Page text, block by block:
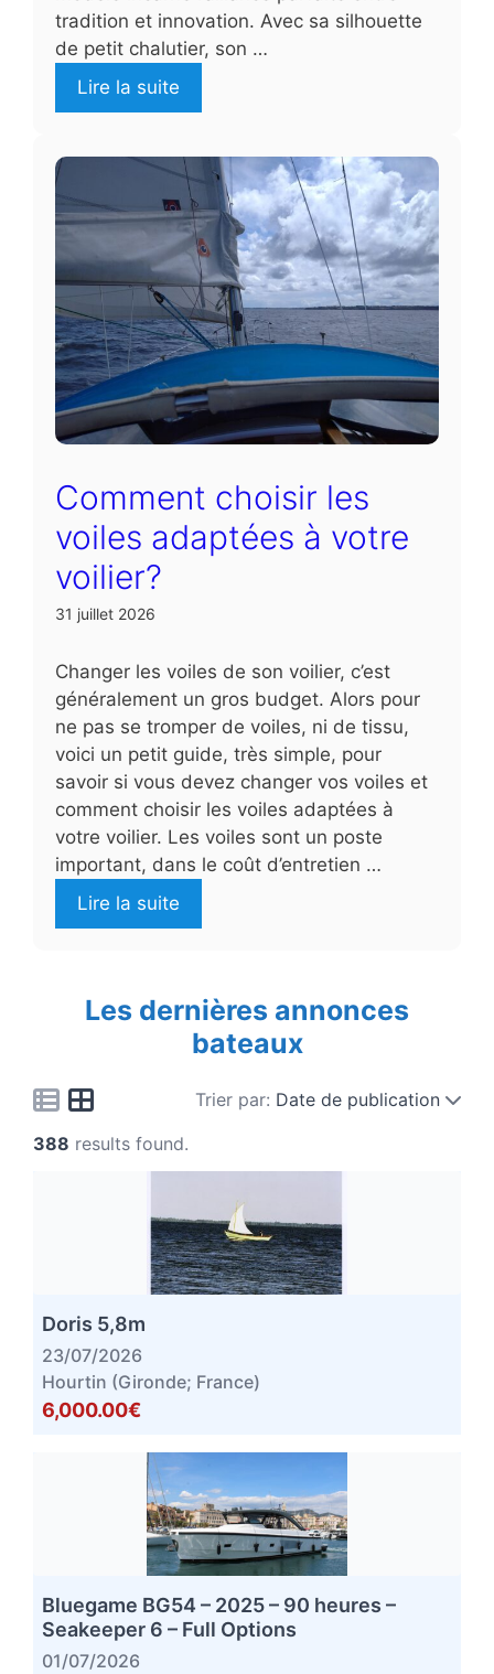
tradition et innovation. Avec sa silhouette
de petit chalutier, son …
Lire la suite
Comment choisir les
voiles adaptées à votre
voilier?
31 juillet 2026
Changer les voiles de son voilier, c’est
généralement un gros budget. Alors pour
ne pas se tromper de voiles, ni de tissu,
voici un petit guide, très simple, pour
savoir si vous devez changer vos voiles et
comment choisir les voiles adaptées à
votre voilier. Les voiles sont un poste
important, dans le coût d’entretien …
Lire la suite
Les dernières annonces
bateaux
Trier par: Date de publication
388 results found.
Doris 5,8m
23/07/2026
Hourtin (Gironde; France)
6,000.00€
Bluegame BG54 – 2025 – 90 heures –
Seakeeper 6 – Full Options
01/07/2026